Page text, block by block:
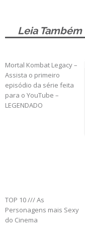
Leia Também
Mortal Kombat Legacy –
Assista o primeiro
episódio da série feita
para o YouTube –
LEGENDADO
TOP 10 /// As
Personagens mais Sexy
do Cinema